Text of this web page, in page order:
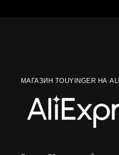
МАГАЗИН TOUYINGER НА